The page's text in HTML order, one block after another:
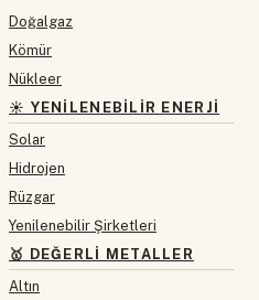
Doğalgaz
Kömür
Nükleer
☀️ YENILENEBILIR ENERJI
Solar
Hidrojen
Rüzgar
Yenilenebilir Şirketleri
🥇 DEĞERLI METALLER
Altın